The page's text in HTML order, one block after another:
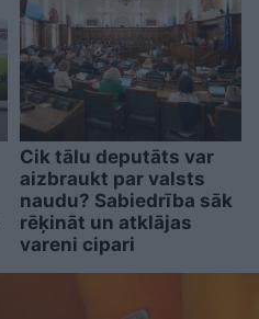
Cik tālu deputāts var
aizbraukt par valsts
naudu? Sabiedrība sāk
rēķināt un atklājas
vareni cipari